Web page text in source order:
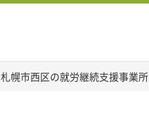
札幌市西区の就労継続支援事業所